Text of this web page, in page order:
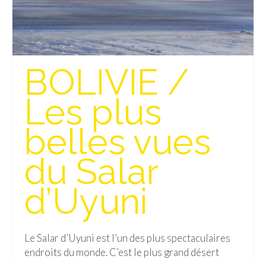
Xi’An
Corée du Sud
Japon
Fukuoka
Kamakura
Kyoto
Mont Fuji
Nikko
Tokyo
Cameron Highlands
BOLIVIE /
Les plus
belles vues
du Salar
d’Uyuni
Le Salar d’Uyuni est l’un des plus spectaculaires
endroits du monde. C’est le plus grand désert